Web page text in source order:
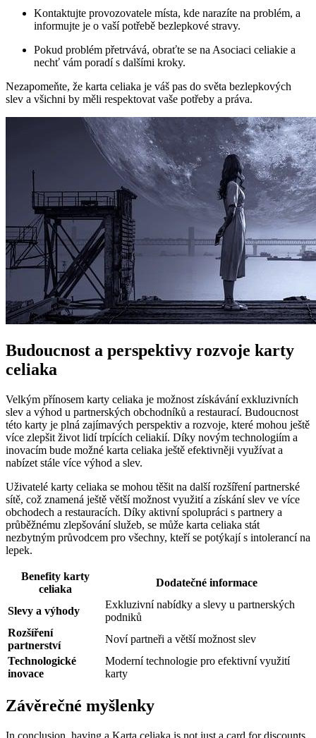
Kontaktujte provozovatele místa, kde narazíte na problém, a
informujte je o vaší potřebě bezlepkové stravy.
Pokud problém přetrvává, obraťte se na Asociaci celiakie a
nechť vám poradí s dalšími kroky.
Nezapomeňte, že karta celiaka je váš pas do světa bezlepkových
slev a všichni by měli respektovat vaše potřeby a práva.
Budoucnost a perspektivy rozvoje karty
celiaka
Velkým přínosem karty celiaka je možnost získávání exkluzivních
slev a výhod u partnerských obchodníků a restaurací. Budoucnost
této karty je plná zajímavých perspektiv a rozvoje, které mohou ještě
více zlepšit život lidí trpících celiakií. Díky novým technologiím a
inovacím bude možné karta celiaka ještě efektivněji využívat a
nabízet stále více výhod a slev.
Uživatelé karty celiaka se mohou těšit na další rozšíření partnerské
sítě, což znamená ještě větší možnost využití a získání slev ve více
obchodech a restauracích. Díky aktivní spolupráci s partnery a
průběžnému zlepšování služeb, se může karta celiaka stát
nezbytným průvodcem pro všechny, kteří se potýkají s intolerancí na
lepek.
Benefity karty
celiaka
Dodatečné informace
Slevy a výhody
Exkluzivní nabídky a slevy u partnerských
podniků
Rozšíření
partnerství
Noví partneři a větší možnost slev
Technologické
inovace
Moderní technologie pro efektivní využití
karty
Závěrečné myšlenky
In conclusion, having a Karta celiaka is not just a card for discounts,